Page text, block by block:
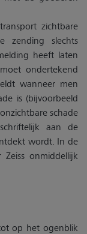
zichtbare
zending slechts
heeft laten
ondertekend
wanneer men
is (bijvoorbeeld
schade
aan de
wordt. In de
onmiddellijk
op het ogenblik